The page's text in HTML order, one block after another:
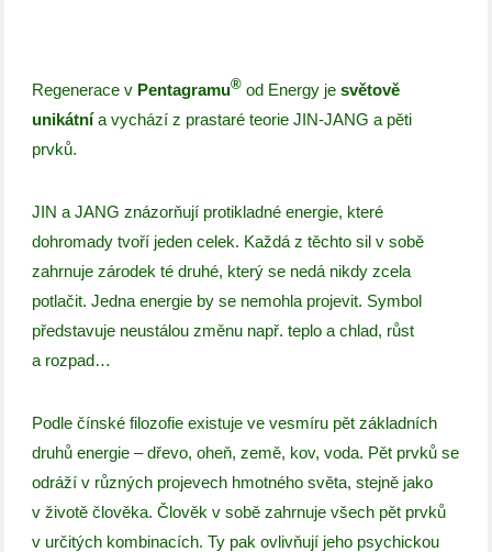
Regenerace v Pentagramu® od Energy jesvětově
unikátnía vychází z prastaré teorie JIN-JANG a pěti
prvků.
JIN a JANG znázorňují protikladné energie, které
dohromady tvoří jeden celek. Každá z těchto sil v sobě
zahrnuje zárodek té druhé, který se nedá nikdy zcela
potlačit. Jedna energie by se nemohla projevit. Symbol
představuje neustálou změnu např. teplo a chlad, růst
a rozpad…
Podle čínské filozofie existuje ve vesmíru pět základních
druhů energie – dřevo, oheň, země, kov, voda. Pět prvků se
odráží v různých projevech hmotného světa, stejně jako
v životě člověka. Člověk v sobě zahrnuje všech pět prvků
v určitých kombinacích. Ty pak ovlivňují jeho psychickou